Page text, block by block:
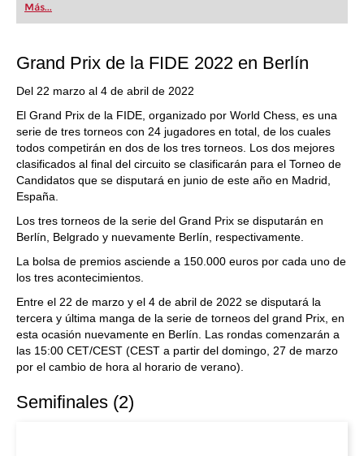
Más...
Grand Prix de la FIDE 2022 en Berlín
Del 22 marzo al 4 de abril de 2022
El Grand Prix de la FIDE, organizado por World Chess, es una
serie de tres torneos con 24 jugadores en total, de los cuales
todos competirán en dos de los tres torneos. Los dos mejores
clasificados al final del circuito se clasificarán para el Torneo de
Candidatos que se disputará en junio de este año en Madrid,
España.
Los tres torneos de la serie del Grand Prix se disputarán en
Berlín, Belgrado y nuevamente Berlín, respectivamente.
La bolsa de premios asciende a 150.000 euros por cada uno de
los tres acontecimientos.
Entre el 22 de marzo y el 4 de abril de 2022 se disputará la
tercera y última manga de la serie de torneos del grand Prix, en
esta ocasión nuevamente en Berlín. Las rondas comenzarán a
las 15:00 CET/CEST (CEST a partir del domingo, 27 de marzo
por el cambio de hora al horario de verano).
Semifinales (2)